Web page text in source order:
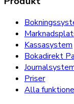
Kassasystem
Bokadirekt
Priser
Alla